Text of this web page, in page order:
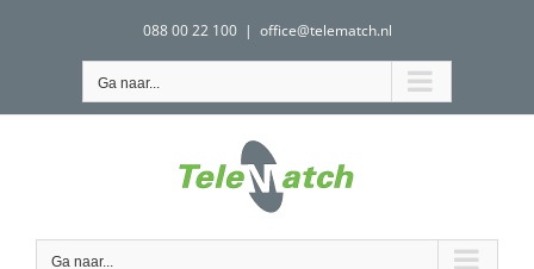
088 00 22 100 | office@telematch.nl
Ga naar...
Ga naar...